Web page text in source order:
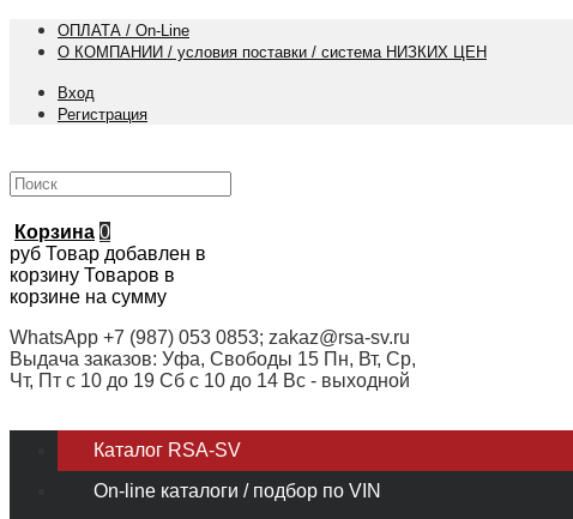
ОПЛАТА / On-Line
О КОМПАНИИ / условия поставки / система НИЗКИХ ЦЕН
Вход
Регистрация
Корзина 0
руб Товар добавлен в
корзину Товаров в
корзине на сумму
WhatsApp +7 (987) 053 0853; zakaz@rsa-sv.ru
Выдача заказов: Уфа, Свободы 15 Пн, Вт, Ср,
Чт, Пт с 10 до 19 Сб с 10 до 14 Вс - выходной
Каталог RSA-SV
On-line каталоги / подбор по VIN